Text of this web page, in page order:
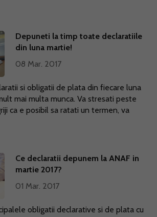
Depuneti la timp toate declaratiile
din luna martie!
08 Mar. 2017
si obligatii de plata din fiecare luna
mai multa munca. Va stresati peste
ca e posibil sa ratati un termen, va
Ce declaratii depunem la ANAF in
martie 2017?
01 Mar. 2017
obligatii declarative si de plata cu